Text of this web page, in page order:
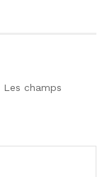
Les champs